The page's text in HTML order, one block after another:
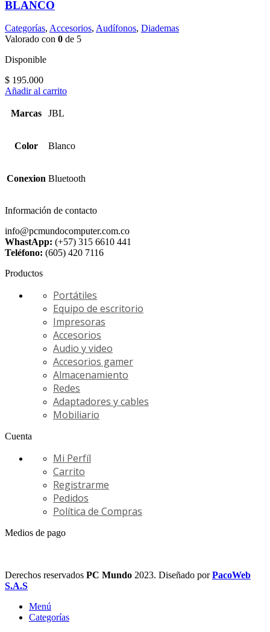
BLANCO
Categorías, Accesorios, Audífonos, Diademas
Valorado con 0 de 5
Disponible
$ 195.000
Añadir al carrito
Marcas JBL
Color Blanco
Conexion Bluetooth
Información de contacto
info@pcmundocomputer.com.co
WhastApp: (+57) 315 6610 441
Teléfono: (605) 420 7116
Productos
Portátiles
Equipo de escritorio
Impresoras
Accesorios
Audio y video
Accesorios gamer
Almacenamiento
Redes
Adaptadores y cables
Mobiliario
Cuenta
Mi Perfíl
Carrito
Registrarme
Pedidos
Política de Compras
Medios de pago
Derechos reservados PC Mundo 2023. Diseñado porPacoWeb
S.A.S
Menú
Categorías